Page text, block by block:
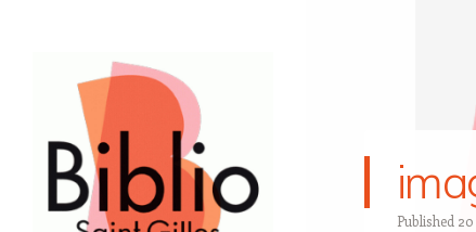
Published